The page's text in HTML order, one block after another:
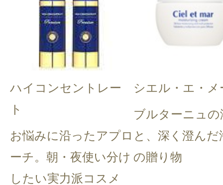
ハイコンセントレー
ト
お悩みに沿ったアプロ
ーチ。朝・夜使い分け
したい実力派コスメ
シエル・エ・メ
ブルターニュの
と、深く澄んだ
の贈り物